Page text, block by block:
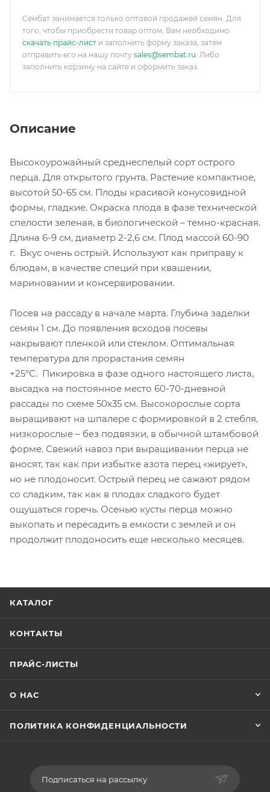
Сембат занимается только оптовой продажей семян. Для
того, чтобы приобрести товар оптом, Вам необходимо
скачать прайс-лист и заполнить форму заказа, затем
отправить его на нашу почту sales@sembat.ru. Либо
заполнить корзину на сайте и оформить заказ.
Описание
Высокоурожайный среднеспелый сорт острого
перца. Для открытого грунта. Растение компактное,
высотой 50-65 см. Плоды красивой конусовидной
формы, гладкие. Окраска плода в фазе технической
спелости зеленая, в биологической – темно-красная.
Длина 6-9 см, диаметр 2-2,6 см. Плод массой 60-90
г. Вкус очень острый. Используют как приправу к
блюдам, в качестве специй при квашении,
мариновании и консервировании.
Посев на рассаду в начале марта. Глубина заделки
семян 1 см. До появления всходов посевы
накрывают пленкой или стеклом. Оптимальная
температура для прорастания семян
+25°С. Пикировка в фазе одного настоящего листа,
высадка на постоянное место 60-70-дневной
рассады по схеме 50х35 см. Высокорослые сорта
выращивают на шпалере с формировкой в 2 стебля,
низкорослые – без подвязки, в обычной штамбовой
форме. Свежий навоз при выращивании перца не
вносят, так как при избытке азота перец «жирует»,
но не плодоносит. Острый перец не сажают рядом
со сладким, так как в плодах сладкого будет
ощущаться горечь. Осенью кусты перца можно
выкопать и пересадить в емкости с землей и он
продолжит плодоносить еще несколько месяцев.
КАТАЛОГ
КОНТАКТЫ
ПРАЙС-ЛИСТЫ
О НАС
ПОЛИТИКА КОНФИДЕНЦИАЛЬНОСТИ
Подписаться на рассылку